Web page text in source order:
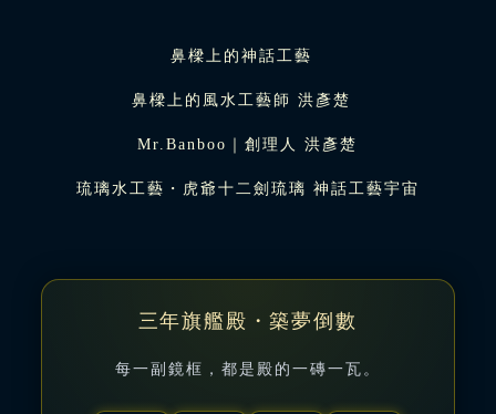
鼻樑上的神話工藝
鼻樑上的風水工藝師 洪彥楚
Mr.Banboo｜創理人 洪彥楚
琉璃水工藝・虎爺十二劍琉璃 神話工藝宇宙
三年旗艦殿・築夢倒數
每一副鏡框，都是殿的一磚一瓦。